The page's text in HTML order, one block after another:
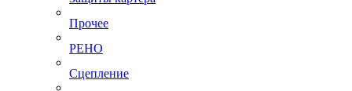
Прочее
РЕНО
Сцепление